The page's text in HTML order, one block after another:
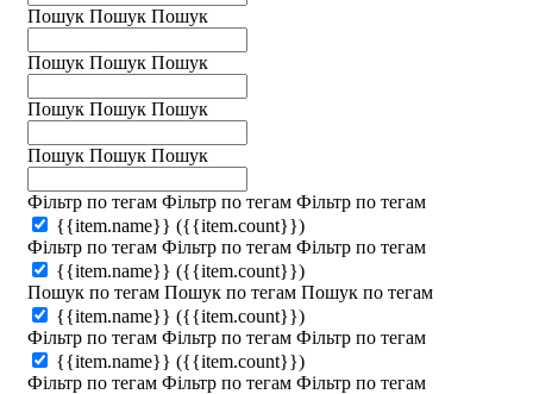
Пошук Пошук Пошук
Пошук Пошук Пошук
Пошук Пошук Пошук
Пошук Пошук Пошук
Фільтр по тегам Фільтр по тегам Фільтр по тегам
{{item.name}} ({{item.count}})
Фільтр по тегам Фільтр по тегам Фільтр по тегам
{{item.name}} ({{item.count}})
Пошук по тегам Пошук по тегам Пошук по тегам
{{item.name}} ({{item.count}})
Фільтр по тегам Фільтр по тегам Фільтр по тегам
{{item.name}} ({{item.count}})
Фільтр по тегам Фільтр по тегам Фільтр по тегам